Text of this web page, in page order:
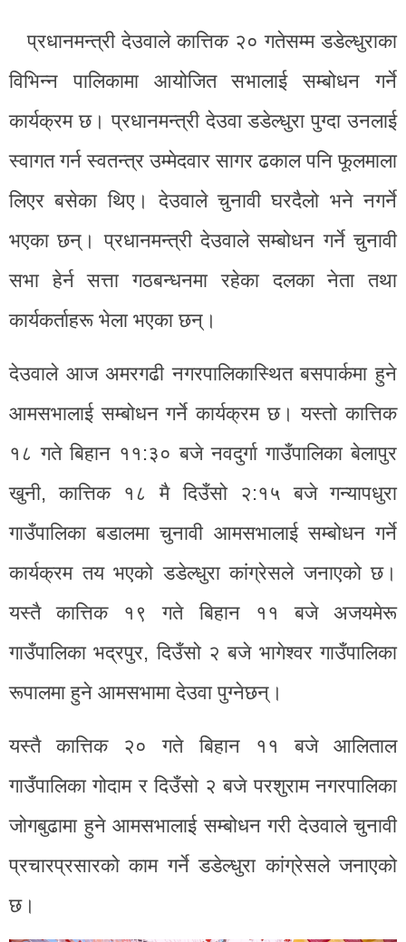
प्रधानमन्त्री देउवाले कात्तिक २० गतेसम्म डडेल्धुराका
विभिन्न पालिकामा आयोजित सभालाई सम्बोधन गर्ने
कार्यक्रम छ। प्रधानमन्त्री देउवा डडेल्धुरा पुग्दा उनलाई
स्वागत गर्न स्वतन्त्र उम्मेदवार सागर ढकाल पनि फूलमाला
लिएर बसेका थिए। देउवाले चुनावी घरदैलो भने नगर्ने
भएका छन्। प्रधानमन्त्री देउवाले सम्बोधन गर्ने चुनावी
सभा हेर्न सत्ता गठबन्धनमा रहेका दलका नेता तथा
कार्यकर्ताहरू भेला भएका छन्।
देउवाले आज अमरगढी नगरपालिकास्थित बसपार्कमा हुने
आमसभालाई सम्बोधन गर्ने कार्यक्रम छ। यस्तो कात्तिक
१८ गते बिहान ११:३० बजे नवदुर्गा गाउँपालिका बेलापुर
खुनी, कात्तिक १८ मै दिउँसो २:१५ बजे गन्यापधुरा
गाउँपालिका बडालमा चुनावी आमसभालाई सम्बोधन गर्ने
कार्यक्रम तय भएको डडेल्धुरा कांग्रेसले जनाएको छ।
यस्तै कात्तिक १९ गते बिहान ११ बजे अजयमेरू
गाउँपालिका भद्रपुर, दिउँसो २ बजे भागेश्वर गाउँपालिका
रूपालमा हुने आमसभामा देउवा पुग्नेछन्।
यस्तै कात्तिक २० गते बिहान ११ बजे आलिताल
गाउँपालिका गोदाम र दिउँसो २ बजे परशुराम नगरपालिका
जोगबुढामा हुने आमसभालाई सम्बोधन गरी देउवाले चुनावी
प्रचारप्रसारको काम गर्ने डडेल्धुरा कांग्रेसले जनाएको
छ।